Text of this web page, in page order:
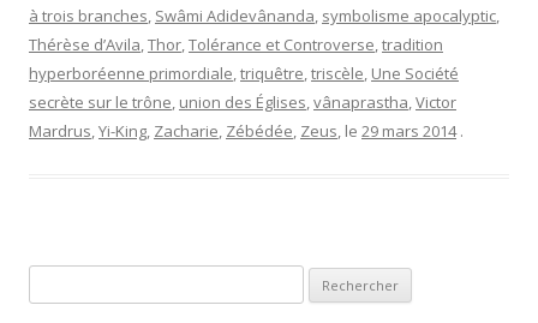
à trois branches, Swâmi Adidevânanda, symbolisme apocalyptic,
Thérèse d’Avila,Thor,Tolérance et Controverse,tradition
hyperboréenne primordiale,triquêtre,triscèle, Une Société
secrète sur le trône, union des Églises,vânaprastha,Victor
Mardrus,Yi-King, Zacharie, Zébédée, Zeus, le 29 mars 2014 .